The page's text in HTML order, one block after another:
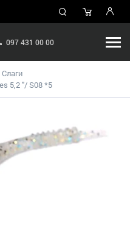
097 431 00 00
Слаги
5,2 "/ S08 *5